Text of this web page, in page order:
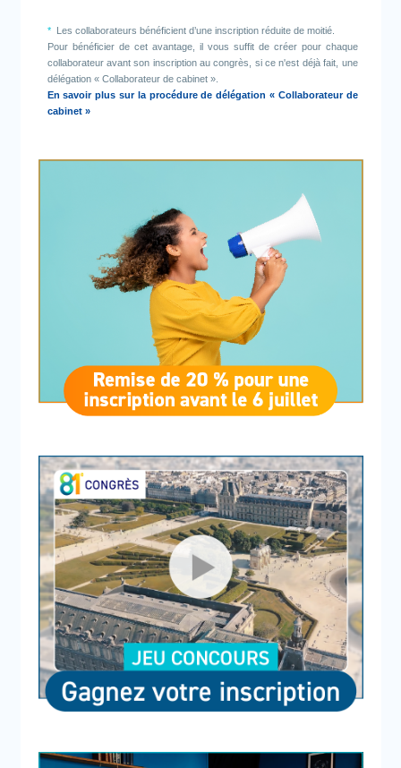
* Les collaborateurs bénéficient d’une inscription réduite de moitié.
Pour bénéficier de cet avantage, il vous suffit de créer pour chaque
collaborateur avant son inscription au congrès, si ce n'est déjà fait, une
délégation « Collaborateur de cabinet ».
En savoir plus sur la procédure de délégation « Collaborateur de
cabinet »